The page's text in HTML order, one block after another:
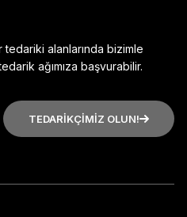
alanlarında bizimle
ağımıza başvurabilir.
TEDARİKÇİMİZ OLUN!